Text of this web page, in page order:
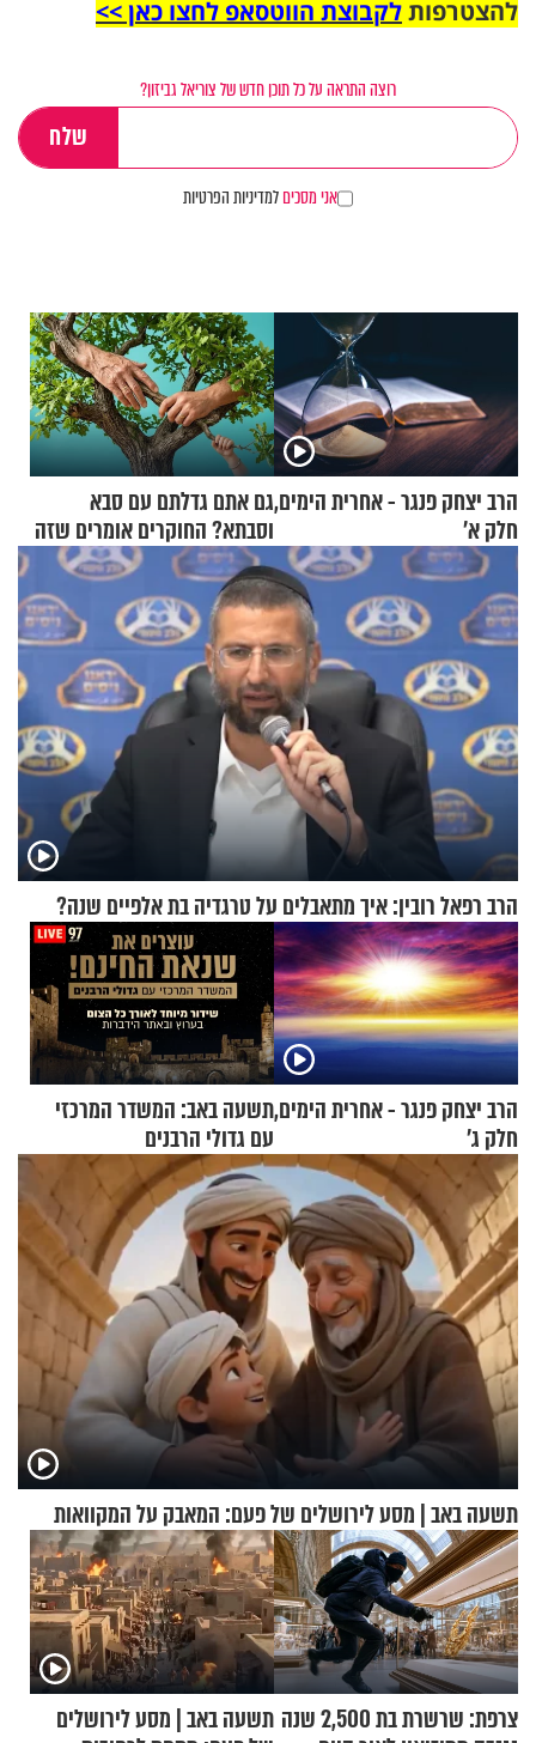
להצטרפותלקבוצת הווטסאפ לחצו כאן >>
רוצה התראה על כל תוכן חדש של צוריאל גביזון?
אני מסכיםלמדיניות הפרטיות
הרב יצחק פנגר - אחרית הימים,
חלק א’
גם אתם גדלתם עם סבא
וסבתא? החוקרים אומרים שזה
מתכון מנצח
הרב רפאל רובין: איך מתאבלים על טרגדיה בת אלפיים שנה?
הרב יצחק פנגר - אחרית הימים,
חלק ג’
תשעה באב: המשדר המרכזי
עם גדולי הרבנים
תשעה באב | מסע לירושלים של פעם: המאבק על המקוואות
צרפת: שרשרת בת 2,500 שנה תשעה באב | מסע לירושלים